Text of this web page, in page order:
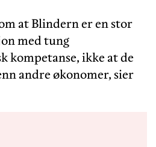
at Blindern er en stor
med tung
kompetanse, ikke at de
andre økonomer, sier